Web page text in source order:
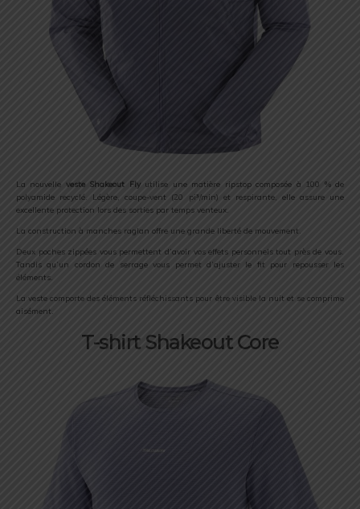
La nouvelle veste Shakeout Flyutilise une matière ripstop composée à 100 % de
polyamide recyclé. Légère, coupe-vent (20 pi³/min) et respirante, elle assure une
excellente protection lors des sorties par temps venteux.
La construction à manches raglan offre une grande liberté de mouvement.
Deux poches zippées vous permettent d’avoir vos effets personnels tout près de vous.
Tandis qu’un cordon de serrage vous permet d’ajuster le fit pour repousser les
éléments.
La veste comporte des éléments réfléchissants pour être visible la nuit et se comprime
aisément.
T-shirt Shakeout Core